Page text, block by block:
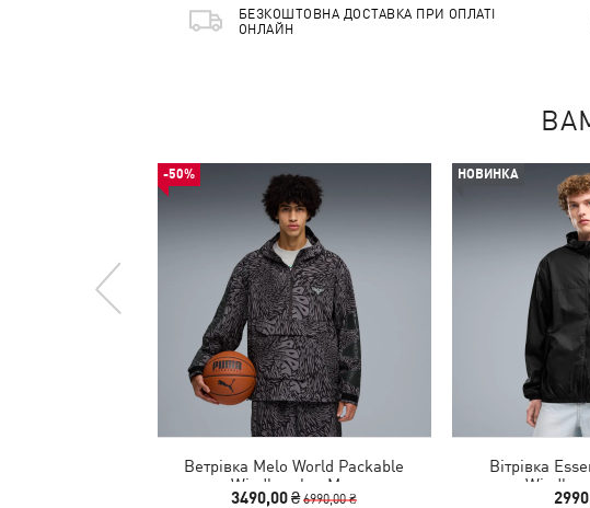
БЕЗКОШТОВНА ДОСТАВКА ПРИ ОПЛАТІ
ОНЛАЙН
-50%
Ветрівка Melo World Packable
Windbreaker Men
3490,00 ₴6990,00 ₴
НОВИНКА
Вітрівка